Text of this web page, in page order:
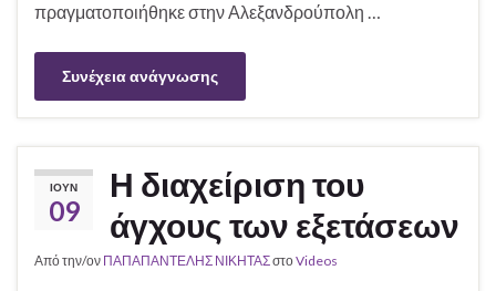
πραγματοποιήθηκε στην Αλεξανδρούπολη …
Συνέχεια ανάγνωσης
ΙΟΎΝ
09
Η διαχείριση του
άγχους των εξετάσεων
Από την/ον ΠΑΠΑΠΑΝΤΕΛΗΣ ΝΙΚΗΤΑΣστοVideos